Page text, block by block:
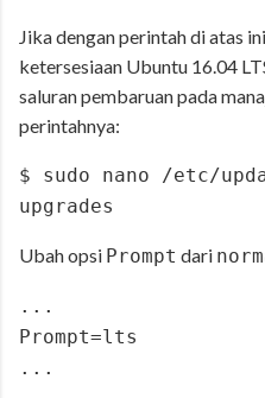
Jika dengan perintah di atas
ketersesiaan Ubuntu 16.04
saluran pembaruan pada
perintahnya:
$ sudo nano /etc/
upgrades
Ubah opsi Prompt dari
...
Prompt=lts
...